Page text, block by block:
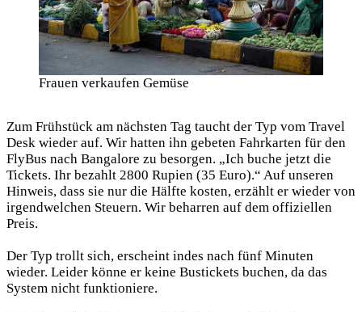
Frauen verkaufen Gemüse
Zum Frühstück am nächsten Tag taucht der Typ vom Travel
Desk wieder auf. Wir hatten ihn gebeten Fahrkarten für den
FlyBus nach Bangalore zu besorgen. „Ich buche jetzt die
Tickets. Ihr bezahlt 2800 Rupien (35 Euro).“ Auf unseren
Hinweis, dass sie nur die Hälfte kosten, erzählt er wieder von
irgendwelchen Steuern. Wir beharren auf dem offiziellen
Preis.
Der Typ trollt sich, erscheint indes nach fünf Minuten
wieder. Leider könne er keine Bustickets buchen, da das
System nicht funktioniere.